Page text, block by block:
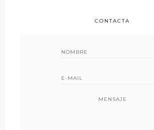
CONTACTA
MENSAJE